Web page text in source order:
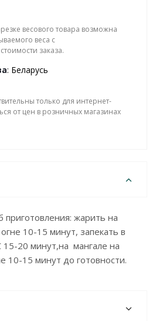
весового товара возможна
веса с
заказа.
: Беларусь
только для интернет-
от цен в розничных магазинах
жарить на
10-15 минут, запекать в
20 минут,на мангале на
10-15 минут до готовности.